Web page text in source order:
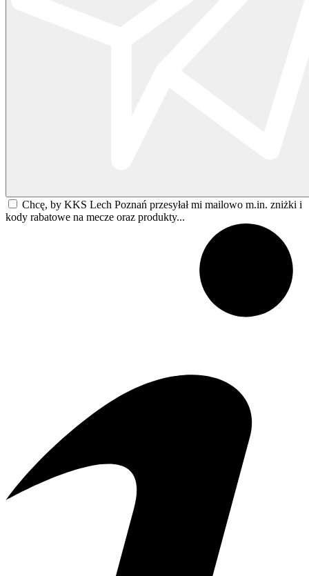
Chcę, by KKS Lech Poznań przesyłał mi mailowo m.in. zniżki i
kody rabatowe na mecze oraz produkty...